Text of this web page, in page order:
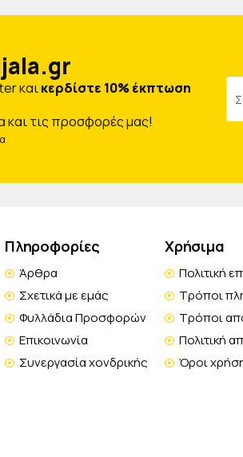
καικερδίστε 10% έκπτωση
και τις προσφορές μας!
Πληροφορίες
Άρθρα
Σχετικά με εμάς
Φυλλάδια Προσφορών
Επικοινωνία
Συνεργασία χονδρικής
Χρήσιμα
Πολιτική
Τρόποι
Τρόποι
Πολιτική
Όροι